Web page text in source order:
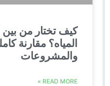
كيف تختار من بين
المياه؟ مقارنة
والمشروعات
READ MORE »